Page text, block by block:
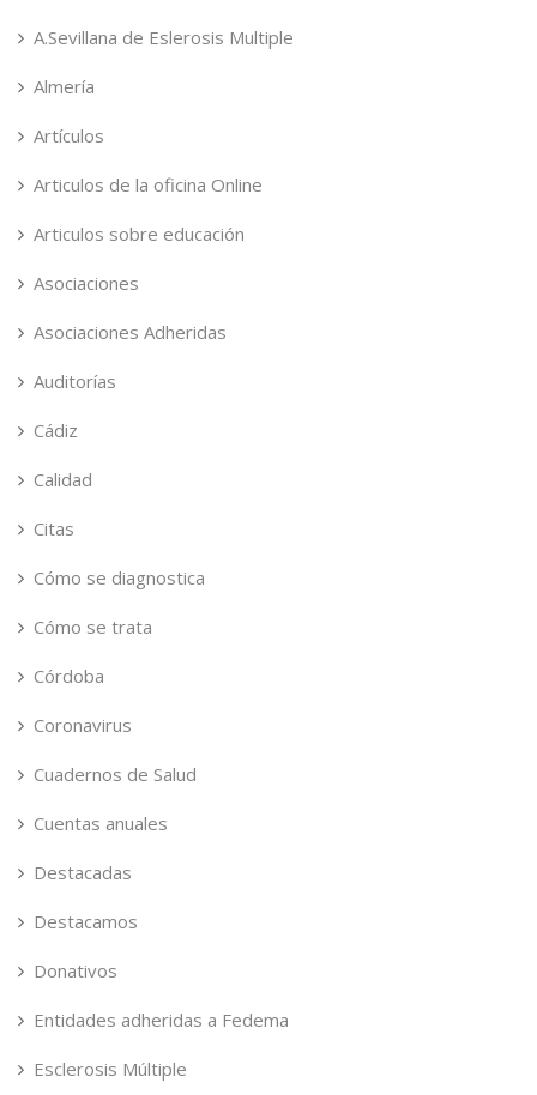
A.Sevillana de Eslerosis Multiple
Almería
Artículos
Articulos de la oficina Online
Articulos sobre educación
Asociaciones
Asociaciones Adheridas
Auditorías
Cádiz
Calidad
Citas
Cómo se diagnostica
Cómo se trata
Córdoba
Coronavirus
Cuadernos de Salud
Cuentas anuales
Destacadas
Destacamos
Donativos
Entidades adheridas a Fedema
Esclerosis Múltiple